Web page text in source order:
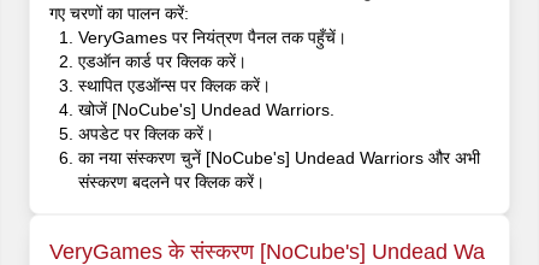
गए चरणों का पालन करें:
VeryGames पर नियंत्रण पैनल तक पहुँचें।
एडऑन कार्ड पर क्लिक करें।
स्थापित एडऑन्स पर क्लिक करें।
खोजें [NoCube's] Undead Warriors.
अपडेट पर क्लिक करें।
का नया संस्करण चुनें [NoCube's] Undead Warriors और अभी
संस्करण बदलने पर क्लिक करें।
VeryGames के संस्करण [NoCube's] Undead Wa